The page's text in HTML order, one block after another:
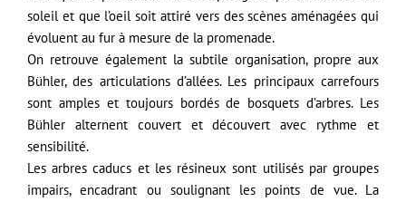
soleil et que l’oeil soit attiré vers des scènes aménagées qui
évoluent au fur à mesure de la promenade.
On retrouve également la subtile organisation, propre aux
Bühler, des articulations d’allées. Les principaux carrefours
sont amples et toujours bordés de bosquets d’arbres. Les
Bühler alternent couvert et découvert avec rythme et
sensibilité.
Les arbres caducs et les résineux sont utilisés par groupes
impairs, encadrant ou soulignant les points de vue. La